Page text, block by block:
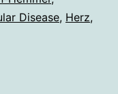
Disease, Herz,